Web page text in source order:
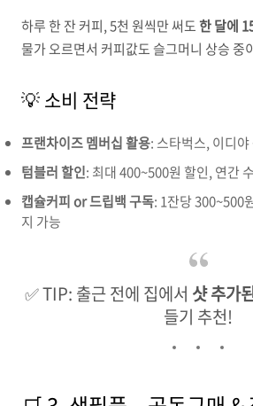
하루 한 잔 커피, 5천 원씩만 써도한 달에
물가 오르면서 커피값도 슬그머니 상승 중
💡 소비 전략
프랜차이즈 멤버십 활용: 스타벅스, 이디
텀블러 할인: 최대 400~500원 할인, 연간
캡슐커피 or 드립백 구독: 1잔당 300~500
지 가능
✅ TIP: 출근 전에 집에서 샷 추가
들기 추천!